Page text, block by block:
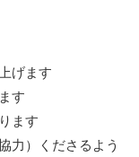
げます
す
ます
力）くださるよう